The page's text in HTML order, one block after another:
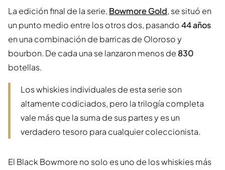
La edición final de la serie, Bowmore Gold, se situó en
un punto medio entre los otros dos, pasando44 años
en una combinación de barricas de Oloroso y
bourbon. De cada una se lanzaron menos de 830
botellas.
Los whiskies individuales de esta serie son
altamente codiciados, pero la trilogía completa
vale más que la suma de sus partes y es un
verdadero tesoro para cualquier coleccionista.
El Black Bowmore no solo es uno de los whiskies más